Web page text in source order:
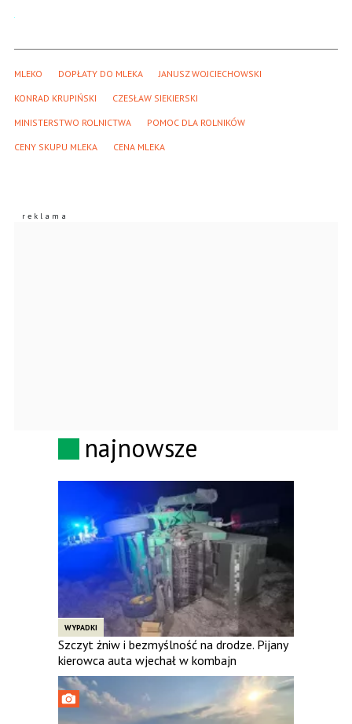
MLEKO DOPŁATY DO MLEKA JANUSZ WOJCIECHOWSKI
KONRAD KRUPIŃSKI CZESŁAW SIEKIERSKI
MINISTERSTWO ROLNICTWA POMOC DLA ROLNIKÓW
CENY SKUPU MLEKA CENA MLEKA
najnowsze
WYPADKI
Szczyt żniw i bezmyślność na drodze. Pijany
kierowca auta wjechał w kombajn